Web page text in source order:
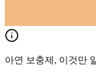
아연 보충제, 이것만